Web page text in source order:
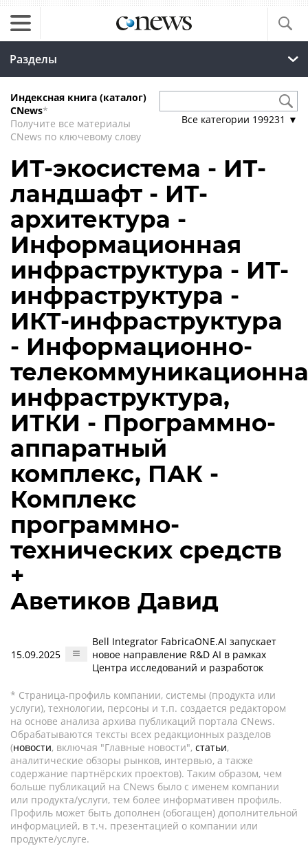
Разделы
Индексная книга (каталог)
CNews*
Получите все материалы
CNews по ключевому слову
Все категории 199231 ▼
ИТ-экосистема - ИТ-
ландшафт - ИТ-
архитектура -
Информационная
инфраструктура - ИТ-
инфраструктура -
ИКТ-инфраструктура
- Информационно-
инфраструктура,
ИТКИ - Программно-
аппаратный
комплекс, ПАК -
Комплекс
программно-
технических средств
+
Аветиков Давид
15.09.2025
Bell Integrator FabricaONE.AI запускает
новое направление R&D AI в рамках
Центра исследований и разработок
* Страница-профиль компании, системы (продукта или
услуги), технологии, персоны и т.п. создается редактором
на основе анализа архива публикаций портала CNews.
Обрабатываются тексты всех редакционных разделов
(новости, включая "Главные новости", статьи,
аналитические обзоры рынков, интервью, а также
содержание партнёрских проектов). Таким образом, чем
больше публикаций на CNews было с именем компании
или продукта/услуги, тем более информативен профиль.
Профиль может быть дополнен (обогащен) дополнительной
информацией, в т.ч. презентацией о компании или
продукте/услуге.